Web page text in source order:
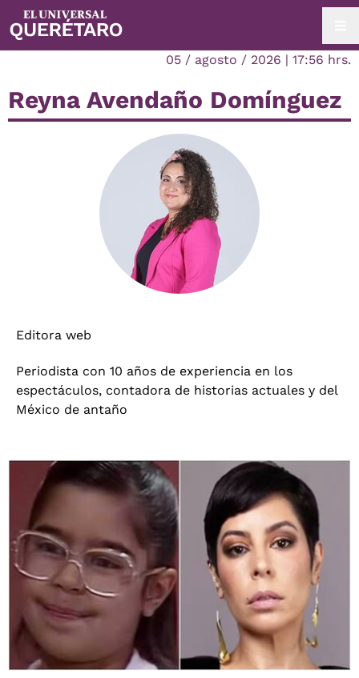
05 / agosto / 2026 | 17:56 hrs.
Reyna Avendaño Domínguez
Editora web
Periodista con 10 años de experiencia en los
espectáculos, contadora de historias actuales y del
México de antaño